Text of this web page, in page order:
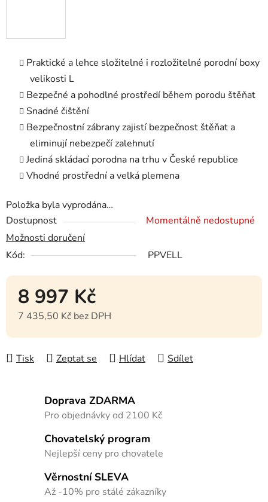
Praktické a lehce složitelné i rozložitelné porodní boxy
velikosti L
Bezpečné a pohodlné prostředí během porodu štěňat
Snadné čištění
Bezpečnostní zábrany zajistí bezpečnost štěňat a
eliminují nebezpečí zalehnutí
Jediná skládací porodna na trhu v České republice
Vhodné prostřední a velká plemena
Položka byla vyprodána…
Dostupnost
Momentálně nedostupné
Možnosti doručení
Kód:
PPVELL
8 997 Kč
7 435,50 Kč bez DPH
Měrná cena:
Tisk
Zeptat se Hlídat Sdílet
Doprava ZDARMA
Pro objednávky od 2100 Kč
Chovatelský program
Nejlepší ceny pro chovatele
Věrnostní SLEVA
Až -10% pro stálé zákazníky